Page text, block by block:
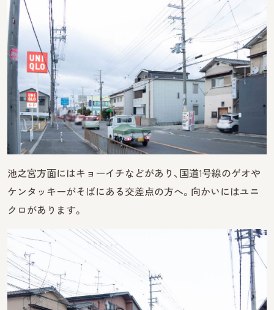
池之宮方面にはキョーイチなどがあり、国道1号線のゲオや
ケンタッキーがそばにある交差点の方へ。向かいにはユニ
クロがあります。